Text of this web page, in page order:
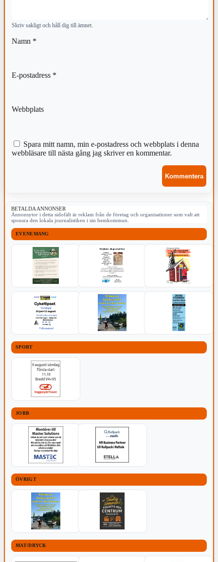
Skriv sakligt och håll dig till ämnet.
Namn *
E-postadress *
Webbplats
Spara mitt namn, min e-postadress och webbplats i denna
webbläsare till nästa gång jag skriver en kommentar.
BETALDA ANNONSER
Annonsytor i detta sidofält är reklam från de företag och organisationer som valt att
sponsra den lokala journalistiken i sin hemkommun.
EVENEMANG
SPORT
JOBB
ÖVRIGT
MAT/DRYCK